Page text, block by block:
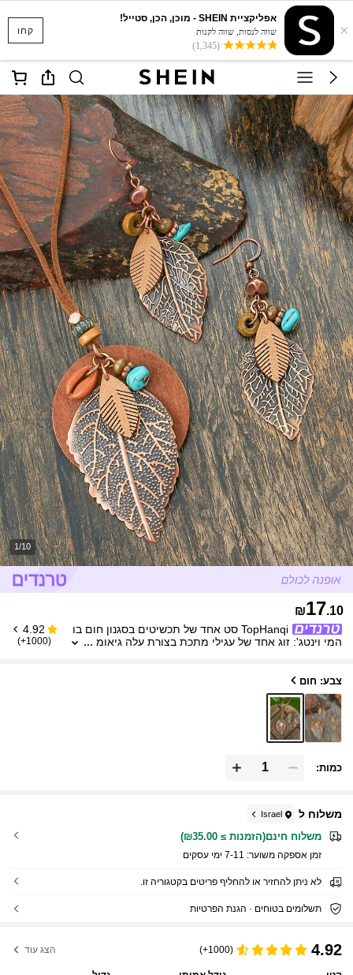
קחו ×
אפליקציית SHEIN - מוכן, הכן, סטייל!
שווה לנסות, שווה לקנות
(1,345)
1/10
₪17.10
TopHanqi סט אחד של תכשיטים בסגנון חום בו
המי וינטג': זוג אחד של עגילי מתכת בצורת עלה גיאומ
4.92
(1000+)
צבע: חום
כמות:
משלוח ל Israel
משלוח חינם(הזמנות ≥ ₪35.00)
זמן אספקה ​​משוער: 7-11 ימי עסקים
לא ניתן להחזיר או להחליף פריטים בקטגוריה זו.
תשלומים בטוחים · הגנת הפרטיות
4.92
(1000+) הצג עוד